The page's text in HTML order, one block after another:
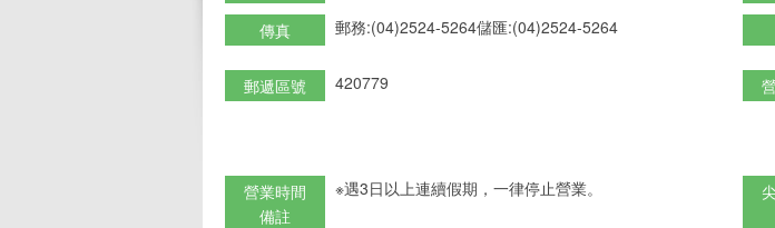
傳真 郵務:(04)2524-5264儲匯:(04)2524-5264
郵遞區號 420779
營業時間
備註
※遇3日以上連續假期，一律停止營業。